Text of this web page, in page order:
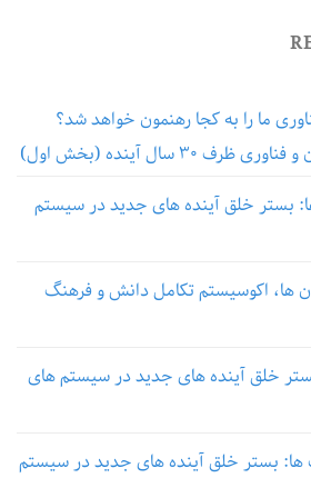
ما را به کجا رهنمون خواهد شد؟
۳۰ سال آینده (بخش اول)
بستر خلق آینده های جدید در سیستم
ها، اکوسیستم تکامل دانش و فرهنگ
خلق آینده های جدید در سیستم های
بستر خلق آینده های جدید در سیستم